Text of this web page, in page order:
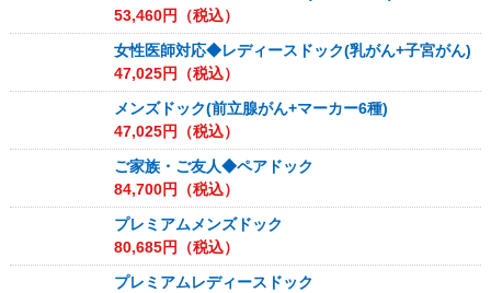
53,460円（税込）
女性医師対応◆レディースドック(乳がん+子宮がん)
47,025円（税込）
メンズドック(前立腺がん+マーカー6種)
47,025円（税込）
ご家族・ご友人◆ペアドック
84,700円（税込）
プレミアムメンズドック
80,685円（税込）
プレミアムレディースドック